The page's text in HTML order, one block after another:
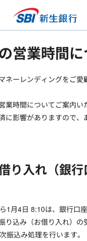
営業時間
ネーレンディングをご愛
業時間についてご案内い
に影響がありますので、
り入れ（銀
1月4日 8:10は、銀行口
り込み（お借り入れ）の
振込み処理を行います。